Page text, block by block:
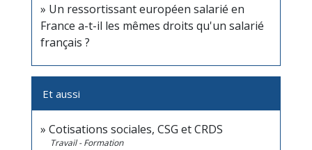
Un ressortissant européen salarié en
France a-t-il les mêmes droits qu'un salarié
français ?
Et aussi
Cotisations sociales, CSG et CRDS
Travail - Formation